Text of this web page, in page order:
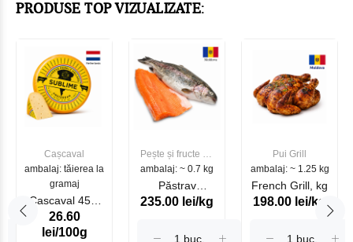
PRODUSE TOP VIZUALIZATE:
Cașcaval
ambalaj: tăierea la
gramaj
Cascaval 45%
Maasdam
Sublime Cow
26.60
lei/100g
Pește și fructe de
mare
ambalaj: ~ 0.7 kg
Păstrav
Somonat
235.00 lei/kg
Pui Grill
ambalaj: ~ 1.25 kg
French Grill, kg
198.00 lei/kg